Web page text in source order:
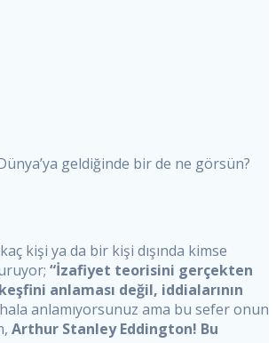
geldiğinde bir de ne görsün?
kişi ya da bir kişi dışında kimse
“İzafiyet teorisini gerçekten
anlaması değil, iddialarının
anlamıyorsunuz ama bu sefer onun
Arthur Stanley Eddington! Bu